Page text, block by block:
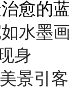
愈的
水墨
身
景引